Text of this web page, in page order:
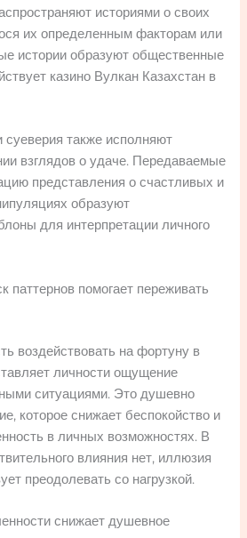
историями о своих
их определенным факторам или
истории образуют общественные
казино Вулкан Казахстан в
также исполняют
взглядов о удаче. Передаваемые
представления о счастливых и
образуют
для интерпретации личного
паттернов помогает переживать
воздействовать на фортуну в
личности ощущение
ситуациями. Это душевно
которое снижает беспокойство и
в личных возможностях. В
влияния нет, иллюзия
преодолевать со нагрузкой.
снижает душевное